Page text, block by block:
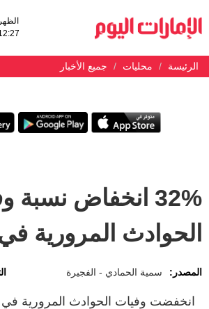
الظهر
الرئيسة محليات جميع الأخبار
32% انخفاض نسبة
الحوادث المرورية
المصدر: سمية الحمادي - الفجيرة
انخفضت وفيات الحوادث المرورية في